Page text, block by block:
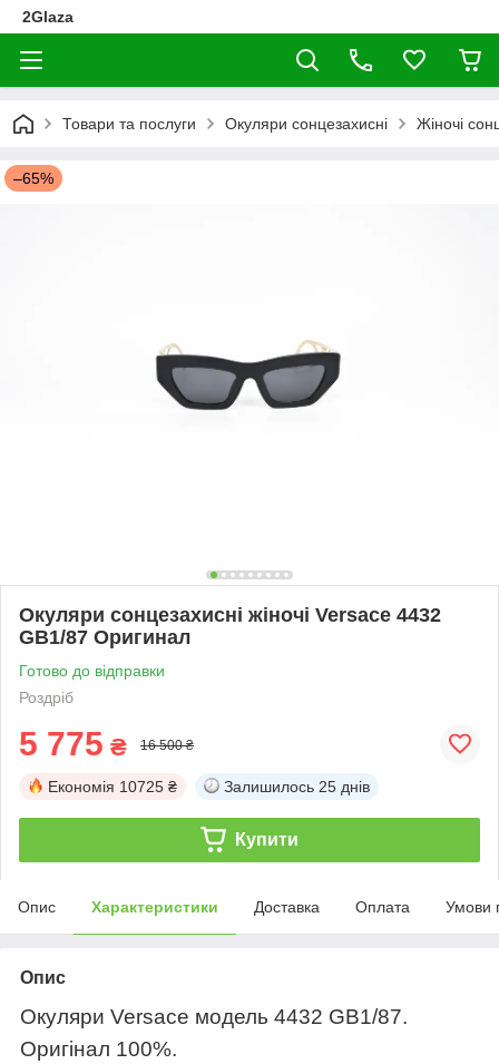
2Glaza
Товари та послуги Окуляри сонцезахисні Жіночі
–65%
Окуляри сонцезахисні жіночі Versace 4432
GB1/87 Оригинал
Готово до відправки
Роздріб
5 775 ₴ 16 500 ₴
Економія 10725 ₴ Залишилось 25 днів
Купити
Опис Характеристики Доставка Оплата Умови
Опис
Окуляри Versace модель 4432 GB1/87.
Оригінал 100%.